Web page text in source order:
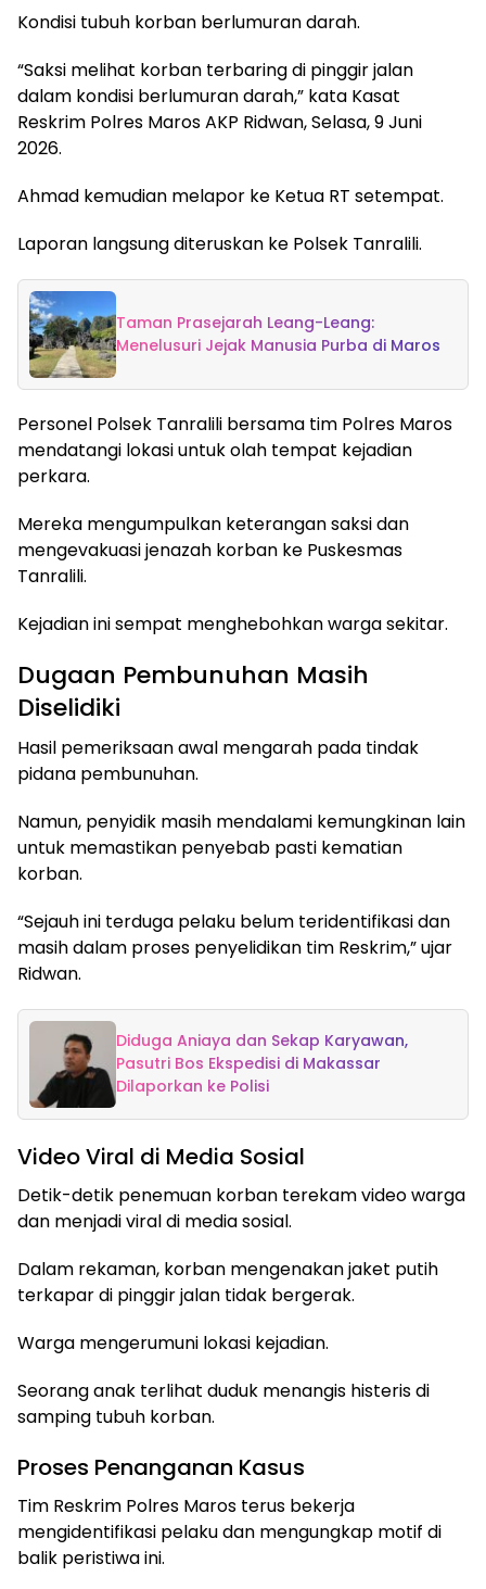
Kondisi tubuh korban berlumuran darah.
“Saksi melihat korban terbaring di pinggir jalan
dalam kondisi berlumuran darah,” kata Kasat
Reskrim Polres Maros AKP Ridwan, Selasa, 9 Juni
2026.
Ahmad kemudian melapor ke Ketua RT setempat.
Laporan langsung diteruskan ke Polsek Tanralili.
Taman Prasejarah Leang-Leang:
Menelusuri Jejak Manusia Purba di Maros
Personel Polsek Tanralili bersama tim Polres Maros
mendatangi lokasi untuk olah tempat kejadian
perkara.
Mereka mengumpulkan keterangan saksi dan
mengevakuasi jenazah korban ke Puskesmas
Tanralili.
Kejadian ini sempat menghebohkan warga sekitar.
Dugaan Pembunuhan Masih
Diselidiki
Hasil pemeriksaan awal mengarah pada tindak
pidana pembunuhan.
Namun, penyidik masih mendalami kemungkinan lain
untuk memastikan penyebab pasti kematian
korban.
“Sejauh ini terduga pelaku belum teridentifikasi dan
masih dalam proses penyelidikan tim Reskrim,” ujar
Ridwan.
Diduga Aniaya dan Sekap Karyawan,
Pasutri Bos Ekspedisi di Makassar
Dilaporkan ke Polisi
Video Viral di Media Sosial
Detik-detik penemuan korban terekam video warga
dan menjadi viral di media sosial.
Dalam rekaman, korban mengenakan jaket putih
terkapar di pinggir jalan tidak bergerak.
Warga mengerumuni lokasi kejadian.
Seorang anak terlihat duduk menangis histeris di
samping tubuh korban.
Proses Penanganan Kasus
Tim Reskrim Polres Maros terus bekerja
mengidentifikasi pelaku dan mengungkap motif di
balik peristiwa ini.